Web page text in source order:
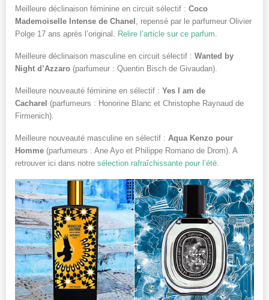
Meilleure déclinaison féminine en circuit sélectif : Coco
Mademoiselle Intense de Chanel , repensé par le parfumeur Olivier
Polge 17 ans après l’original. Relire l’article sur ce parfum
Meilleure déclinaison masculine en circuit sélectif : Wanted by
Night d’Azzaro (parfumeur : Quentin Bisch de Givaudan).
Meilleure nouveauté féminine en sélectif : Yes I am de
Cacharel (parfumeurs : Honorine Blanc et Christophe Raynaud de
Firmenich).
Meilleure nouveauté masculine en sélectif : Aqua Kenzo pour
Homme (parfumeurs : Ane Ayo et Philippe Romano de Drom). A
retrouver ici dans notre sélection rafraîchissante pour l’été